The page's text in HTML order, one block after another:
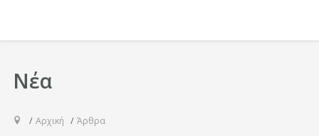
Νέα
Αρχική Άρθρα